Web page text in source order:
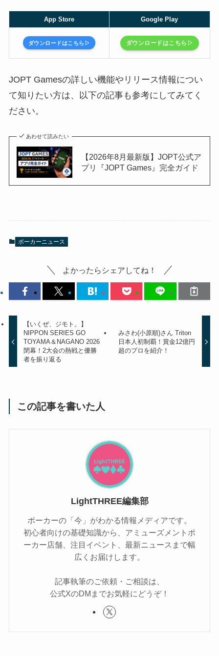
App Store Google Play
ダウンロードはこちら▷ ダウンロードはこちら▷
JOPT Gamesの詳しい機能やリリース情報につい
て知りたい方は、以下の記事も参考にしてみてく
ださい。
あわせて読みたい
【2026年8月最新版】JOPT公式ア
プリ『JOPT Games』完全ガイド
ポーカーニュース
よかったらシェアしてね！
【いくぜ、ジモト。】
NIPPON SERIES GO
TOYAMA＆NAGANO 2026
閉幕！2大会の熱戦と優勝
者を振り返る
みさわ(小原順)さん Triton
日本人初制覇！賞金12億円
超のプロを紹介！
この記事を書いた人
LightTHREE編集部
ポーカーの「今」がわかる情報メディアです。
初心者向けの基礎知識から、アミューズメントポ
ーカー店舗、注目イベント、最新ニュースまで幅
広くお届けします。
記事執筆のご依頼・ご相談は、
公式XのDMまでお気軽にどうぞ！